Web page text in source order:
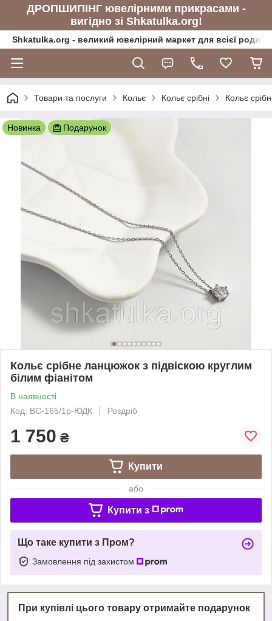
ДРОПШИПІНГ ювелірними прикрасами -
вигідно зі Shkatulka.org!
Shkatulka.org - великий ювелірний маркет для всієї
Товари та послуги Кольє Кольє срібні Кольє
Новинка Подарунок
Кольє срібне ланцюжок з підвіскою круглим
білим фіанітом
В наявності
Код: ВС-165/1р-ЮДК
Роздріб
1 750 ₴
Купити
або
Купити з
Що таке купити з Пром?
Замовлення під захистом
При купівлі цього товару отримайте подарунок